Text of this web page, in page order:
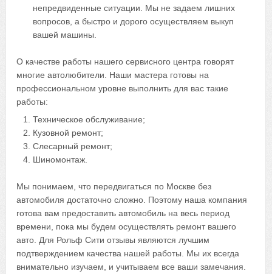
непредвиденные ситуации. Мы не задаем лишних
вопросов, а быстро и дорого осуществляем выкуп
вашей машины.
О качестве работы нашего сервисного центра говорят
многие автолюбители. Наши мастера готовы на
профессиональном уровне выполнить для вас такие
работы:
Техническое обслуживание;
Кузовной ремонт;
Слесарный ремонт;
Шиномонтаж.
Мы понимаем, что передвигаться по Москве без
автомобиля достаточно сложно. Поэтому наша компания
готова вам предоставить автомобиль на весь период
времени, пока мы будем осуществлять ремонт вашего
авто. Для Рольф Сити отзывы являются лучшим
подтверждением качества нашей работы. Мы их всегда
внимательно изучаем, и учитываем все ваши замечания.